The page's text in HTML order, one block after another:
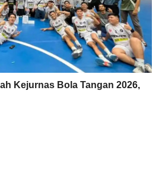
Kejurnas Bola Tangan 2026,